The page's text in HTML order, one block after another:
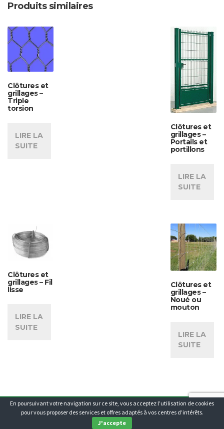
Produits similaires
Clôtures et
grillages –
Triple
torsion
LIRE LA
SUITE
Clôtures et
grillages –
Portails et
portillons
LIRE LA
SUITE
Clôtures et
grillages – Fil
lisse
LIRE LA
SUITE
Clôtures et
grillages –
Noué ou
mouton
LIRE LA
SUITE
NOTRE EQUIPE HISTORIQUE
CHARTE QUALITE & ENGAGEMENTS
© 2015
En poursuivant votre navigation sur ce site, vous acceptez l’utilisation de cookies
pour vous proposer des services et offres adaptés à vos centres d’intérêts.
J'accepte